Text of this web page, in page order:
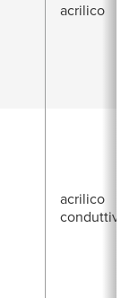
acrilico
acrilico
conduttivo